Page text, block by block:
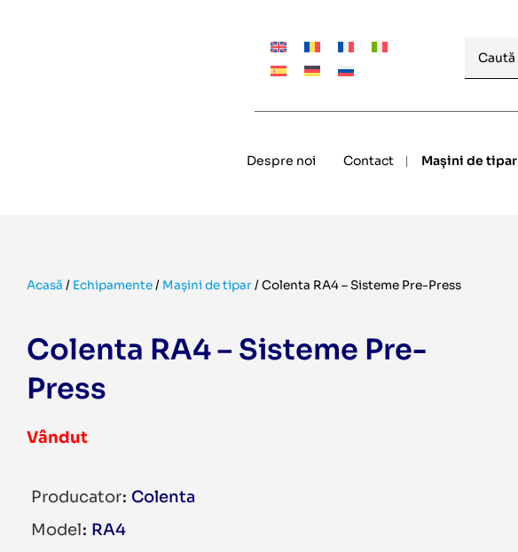
Despre noi Contact Mașini de tipar
Acasă / Echipamente/ Mașini de tipar/Colenta RA4 – Sisteme Pre-Press
Colenta RA4 – Sisteme Pre-
Press
Vândut
Producator Colenta
Model RA4